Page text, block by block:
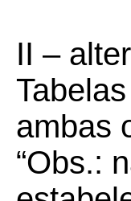
II –
ambas
“Obs.: